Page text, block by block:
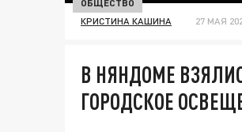
ОБЩЕСТВО
КРИСТИНА КАШИНА 27 МАЯ
В НЯНДОМЕ
ГОРОДСКОЕ